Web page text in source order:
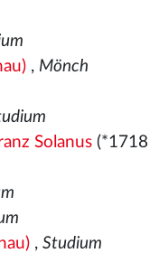
, Mönch
Solanus(*1718
, Studium